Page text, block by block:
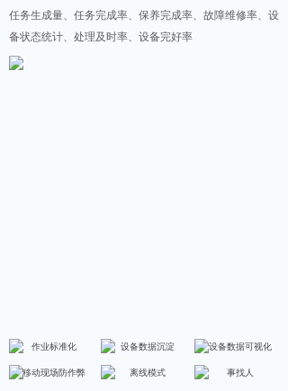
任务生成量、任务完成率、保养完成率、故障维修率、设
备状态统计、处理及时率、设备完好率
设备数据沉淀 设备数据可视化
作业标准化
离线模式 事找人
移动现场防作弊